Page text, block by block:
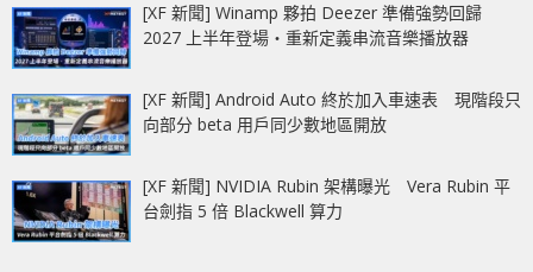
[XF 新聞] Winamp 夥拍 Deezer 準備強勢回歸
2027 上半年登場‧重新定義串流音樂播放器
[XF 新聞] Android Auto 終於加入車速表 現階段只
向部分 beta 用戶同少數地區開放
[XF 新聞] NVIDIA Rubin 架構曝光 Vera Rubin 平
台劍指 5 倍 Blackwell 算力